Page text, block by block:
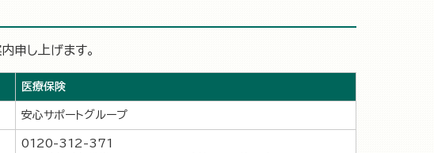
申し上げます。
医療保険
安心サポートグループ
0120-312-371